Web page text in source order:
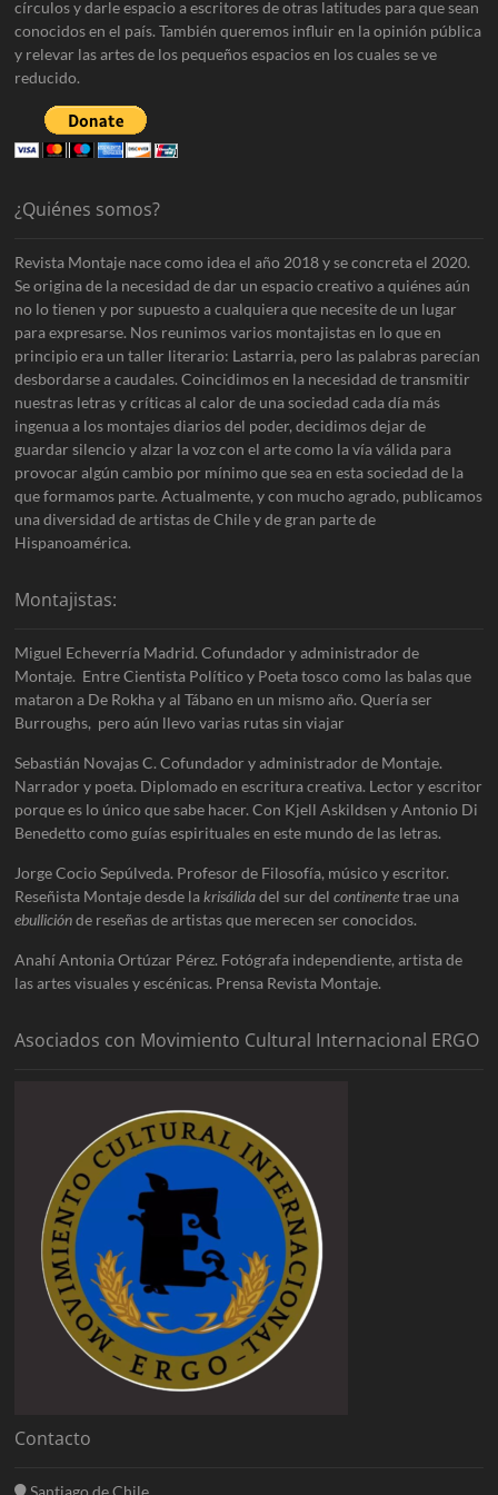
círculos y darle espacio a escritores de otras latitudes para que sean
conocidos en el país. También queremos influir en la opinión pública
y relevar las artes de los pequeños espacios en los cuales se ve
reducido.
¿Quiénes somos?
Revista Montaje nace como idea el año 2018 y se concreta el 2020.
Se origina de la necesidad de dar un espacio creativo a quiénes aún
no lo tienen y por supuesto a cualquiera que necesite de un lugar
para expresarse. Nos reunimos varios montajistas en lo que en
principio era un taller literario: Lastarria, pero las palabras parecían
desbordarse a caudales. Coincidimos en la necesidad de transmitir
nuestras letras y críticas al calor de una sociedad cada día más
ingenua a los montajes diarios del poder, decidimos dejar de
guardar silencio y alzar la voz con el arte como la vía válida para
provocar algún cambio por mínimo que sea en esta sociedad de la
que formamos parte. Actualmente, y con mucho agrado, publicamos
una diversidad de artistas de Chile y de gran parte de
Hispanoamérica.
Montajistas:
Miguel Echeverría Madrid. Cofundador y administrador de
Montaje. Entre Cientista Político y Poeta tosco como las balas que
mataron a De Rokha y al Tábano en un mismo año. Quería ser
Burroughs, pero aún llevo varias rutas sin viajar
Sebastián Novajas C. Cofundador y administrador de Montaje.
Narrador y poeta. Diplomado en escritura creativa. Lector y escritor
porque es lo único que sabe hacer. Con Kjell Askildsen y Antonio Di
Benedetto como guías espirituales en este mundo de las letras.
Jorge Cocio Sepúlveda. Profesor de Filosofía, músico y escritor.
Reseñista Montaje desde lakrisálidadel sur delcontinentetrae una
ebulliciónde reseñas de artistas que merecen ser conocidos.
Anahí Antonia Ortúzar Pérez. Fotógrafa independiente, artista de
las artes visuales y escénicas. Prensa Revista Montaje.
Asociados con Movimiento Cultural Internacional ERGO
Contacto
Santiago de Chile